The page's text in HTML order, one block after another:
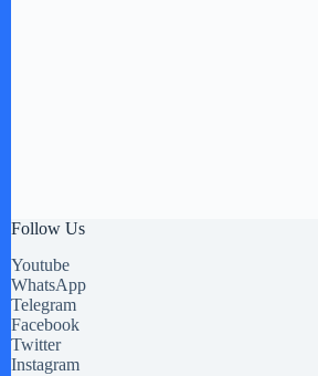
Follow Us
Youtube
WhatsApp
Telegram
Facebook
Twitter
Instagram